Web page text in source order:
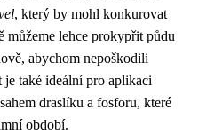
, který by mohl konkurovat
můžeme lehce prokypřit půdu
abychom nepoškodili
je také ideální pro aplikaci
draslíku a fosforu, které
období.